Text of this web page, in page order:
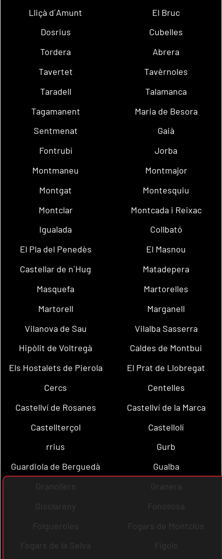
Lliçà d´Amunt
El Bruc
Dosrius
Cubelles
Tordera
Abrera
Tavertet
Tavèrnoles
Taradell
Talamanca
Tagamanent
Maria de Besora
Sentmenat
Gaià
Fontrubí
Jorba
Montmaneu
Montmajor
Montgat
Montesquiu
Montclar
Montcada i Reixac
Igualada
Collbató
El Pla del Penedès
El Masnou
Castellar de n´Hug
Matadepera
Masquefa
Martorelles
Martorell
Marganell
Vilanova de Sau
Vilalba Sasserra
Hipòlit de Voltregà
Caldes de Montbui
Els Hostalets de Pierola
El Prat de Llobregat
Cercs
Centelles
Castellví de Rosanes
Castellví de la Marca
Castellterçol
Castellolí
rrius
Gurb
Guardiola de Berguedà
Gualba
Granollers
Granera
Gisclareny
Fonollosa
Folgueroles
Fogars de Montclús
Fogars de la Selva
Fígols